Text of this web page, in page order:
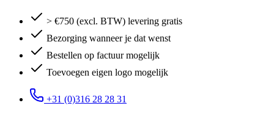
> €750 (excl. BTW) levering gratis
Bezorging wanneer je dat wenst
Bestellen op factuur mogelijk
Toevoegen eigen logo mogelijk
+31 (0)316 28 28 31